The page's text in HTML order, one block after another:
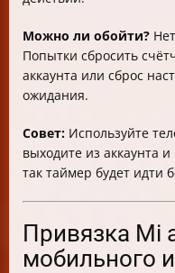
Можно ли обойти?
Попытки сбросить
аккаунта или сброс
ожидания.
Совет: Используйте
выходите из аккаунта
так таймер будет идти
Привязка Mi
мобильного